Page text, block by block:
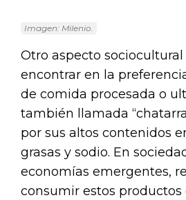
Imagen: Milenio.
Otro aspecto
encontrar en la
de comida procesada o
también llamada
por sus altos contenidos
grasas y sodio. En
economías emergentes,
consumir estos